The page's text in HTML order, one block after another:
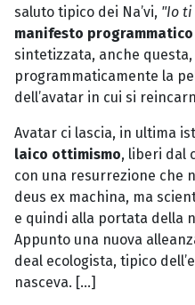
saluto tipico dei Na’vi, "Io ti
manifesto
sintetizzata, anche
programmaticamente la
dell’avatar in cui si
Avatar ci lascia, in ultima
laico ottimismo, liberi dal
con una resurrezione che
deus ex machina, ma
e quindi alla portata della
Appunto una nuova
deal ecologista, tipico
nasceva. […]